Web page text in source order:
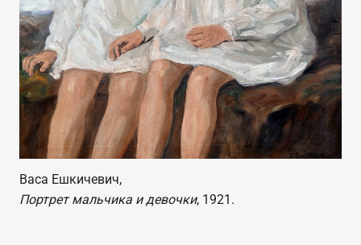
Васа Ешкичевич,
Портрет мальчика и девочки, 1921.